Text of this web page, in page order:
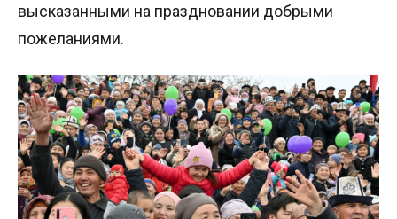
высказанными на праздновании добрыми
пожеланиями.